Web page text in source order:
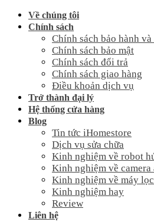
Skip
Về chúng tôi
Chính sách
Chính sách bảo hành và
Chính sách bảo mật
Chính sách đổi trả
Chính sách giao hàng
Điều khoản dịch vụ
Trở thành đại lý
Hệ thống cửa hàng
Blog
Tin tức iHomestore
Dịch vụ sửa chữa
Kinh nghiệm về robot
Kinh nghiệm về camera
Kinh nghiệm về máy
Kinh nghiệm hay
Review
Liên hệ